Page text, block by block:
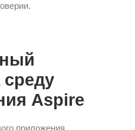
среду
Aspire
приложения